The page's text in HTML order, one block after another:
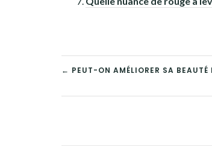
NAVIGATION
DE
← PEUT-ON AMÉLIORER SA BEAUTÉ